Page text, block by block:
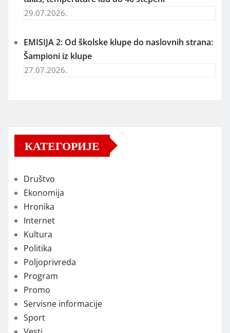
29.07.2026.
EMISIJA 2: Od školske klupe do naslovnih strana:
Šampioni iz klupe
27.07.2026.
КАТЕГОРИЈЕ
Društvo
Ekonomija
Hronika
Internet
Kultura
Politika
Poljoprivreda
Program
Promo
Servisne informacije
Sport